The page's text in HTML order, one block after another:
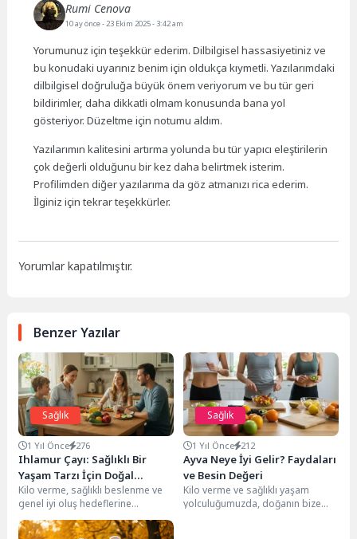
Rumi Cenova
10 ay önce- 23 Ekim 2025 - 3:42 am
Yorumunuz için teşekkür ederim. Dilbilgisel hassasiyetiniz ve
bu konudaki uyarınız benim için oldukça kıymetli. Yazılarımdaki
dilbilgisel doğruluğa büyük önem veriyorum ve bu tür geri
bildirimler, daha dikkatli olmam konusunda bana yol
gösteriyor. Düzeltme için notumu aldım.
Yazılarımın kalitesini artırma yolunda bu tür yapıcı eleştirilerin
çok değerli olduğunu bir kez daha belirtmek isterim.
Profilimden diğer yazılarıma da göz atmanızı rica ederim.
İlginiz için tekrar teşekkürler.
Yorumlar kapatılmıştır.
Benzer Yazılar
Sağlık
1 Yıl Önce 276
Ihlamur Çayı: Sağlıklı Bir
Yaşam Tarzı İçin Doğal
Destekçi Nedir?
Kilo verme, sağlıklı beslenme ve
genel iyi oluş hedeflerine
ulaşmada doğal destekleyicilerin
rolü oldukça büyüktür....
Sağlık
1 Yıl Önce 212
Ayva Neye İyi Gelir? Faydaları
ve Besin Değeri
Kilo verme ve sağlıklı yaşam
yolculuğumuzda, doğanın bize